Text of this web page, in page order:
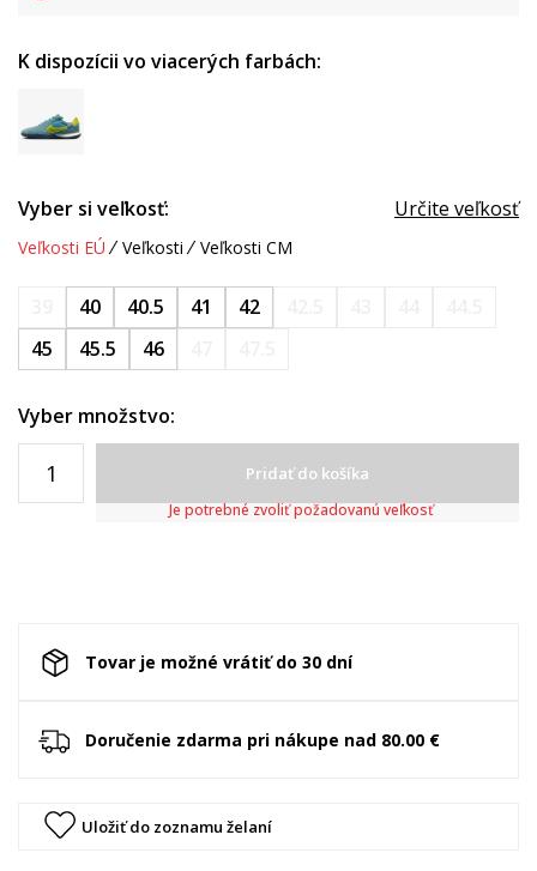
K dispozícii vo viacerých farbách:
Vyber si veľkosť: Určite veľkosť
Veľkosti EÚ Veľkosti Veľkosti CM
40 40.5 41 42
45
45.5 46
Vyber množstvo:
Pridať do košíka
Je potrebné zvoliť požadovanú veľkosť
Tovar je možné vrátiť do 30 dní
Doručenie zdarma pri nákupe nad 80.00 €
Uložiť do zoznamu želaní